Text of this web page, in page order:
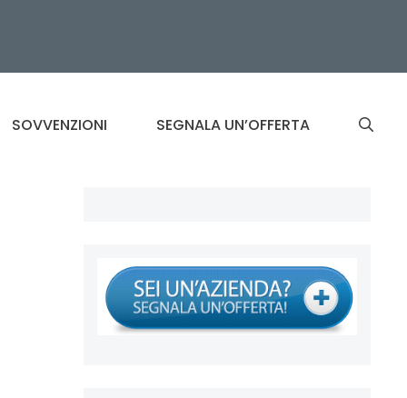
SOVVENZIONI SEGNALA UN’OFFERTA